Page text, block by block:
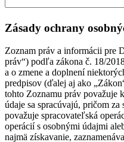
Zásady ochrany
Zoznam práv a informácii pre
práv“) podľa zákona č. 18/
a o zmene a doplnení
predpisov (ďalej aj ako
tohto Zoznamu práv považuje
údaje sa spracúvajú, pričom
považuje spracovateľská
operácií s osobnými údajmi
najmä získavanie,